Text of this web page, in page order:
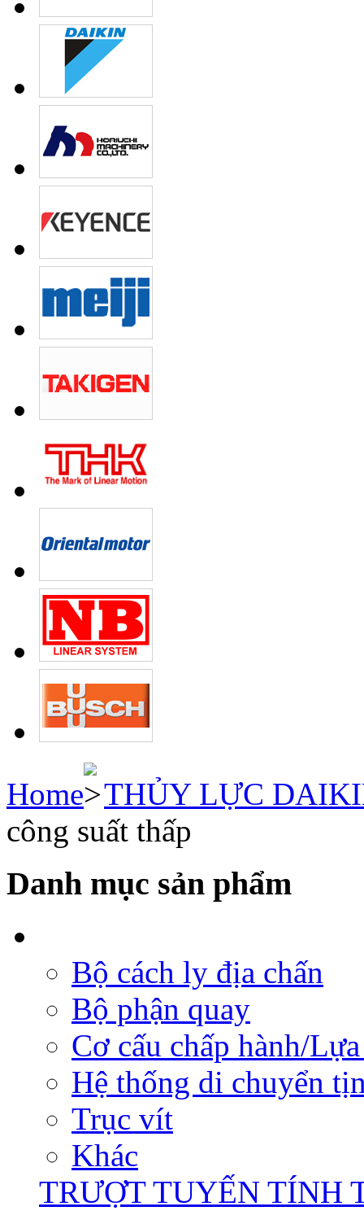
Home
THỦY LỰC
công suất thấp
Danh mục sản phẩm
Bộ cách ly địa chấn
Bộ phận quay
Cơ cấu chấp hành/
Hệ thống di chuyển
Trục vít
Khác
TRƯỢT TUYẾN TÍNH